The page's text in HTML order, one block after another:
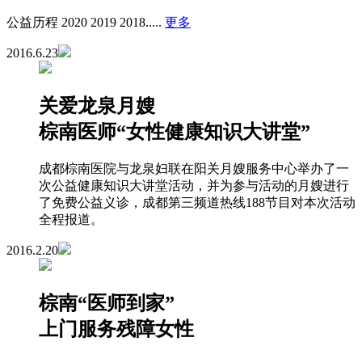
公益历程 2020 2019 2018..... 更多
2016.6.23
关爱龙泉月嫂
棕南医师“女性健康知识大讲堂”
成都棕南医院与龙泉妇联在阳关月嫂服务中心举办了一
次公益健康知识大讲堂活动，并为参与活动的月嫂进行
了免费公益义诊，成都第三频道热线188节目对本次活动
全程报道。
2016.2.20
棕南“医师到家”
上门服务残障女性